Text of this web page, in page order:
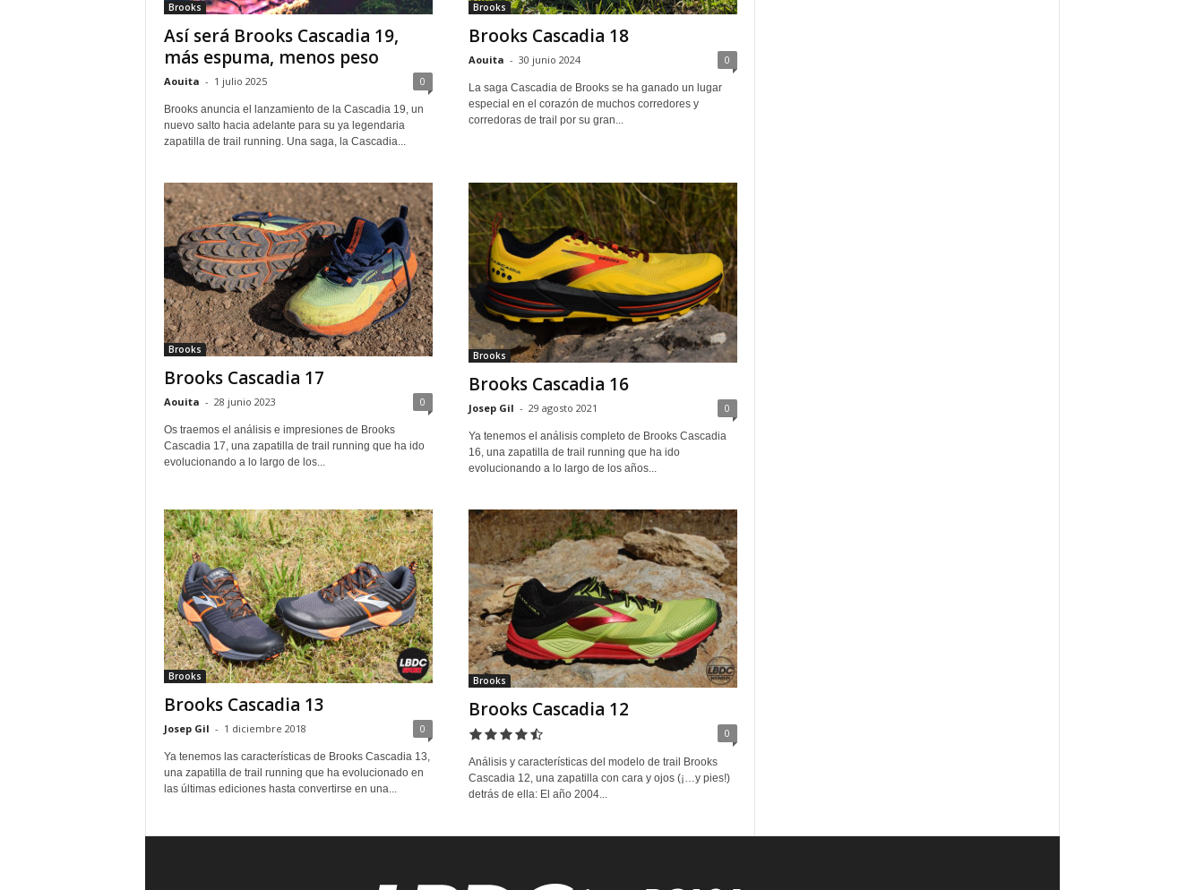
Brooks
Así será Brooks Cascadia 19,
más espuma, menos peso
Aouita - 1 julio 2025 0
Brooks anuncia el lanzamiento de la Cascadia 19, un
nuevo salto hacia adelante para su ya legendaria
zapatilla de trail running. Una saga, la Cascadia...
Brooks
Brooks Cascadia 18
Aouita - 30 junio 2024 0
La saga Cascadia de Brooks se ha ganado un lugar
especial en el corazón de muchos corredores y
corredoras de trail por su gran...
Brooks
Brooks Cascadia 17
Aouita - 28 junio 2023 0
Os traemos el análisis e impresiones de Brooks
Cascadia 17, una zapatilla de trail running que ha ido
evolucionando a lo largo de los...
Brooks
Brooks Cascadia 16
Josep Gil - 29 agosto 2021 0
Ya tenemos el análisis completo de Brooks Cascadia
16, una zapatilla de trail running que ha ido
evolucionando a lo largo de los años...
Brooks
Brooks Cascadia 13
Josep Gil - 1 diciembre 2018 0
Ya tenemos las características de Brooks Cascadia 13,
una zapatilla de trail running que ha evolucionado en
las últimas ediciones hasta convertirse en una...
Brooks
Brooks Cascadia 12
0
Análisis y características del modelo de trail Brooks
Cascadia 12, una zapatilla con cara y ojos (¡…y pies!)
detrás de ella: El año 2004...